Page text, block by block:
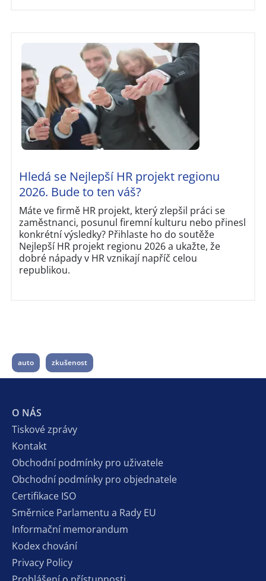
Hledá se Nejlepší HR projekt regionu
2026. Bude to ten váš?
Máte ve firmě HR projekt, který zlepšil práci se
zaměstnanci, posunul firemní kulturu nebo přinesl
konkrétní výsledky? Přihlaste ho do soutěže
Nejlepší HR projekt regionu 2026 a ukažte, že
dobré nápady v HR vznikají napříč celou
republikou.
auto zkušenost
O NÁS
Tiskové zprávy
Kontakt
Obchodní podmínky pro uživatele
Obchodní podmínky pro objednatele
Certifikace ISO
Směrnice Parlamentu a Rady EU
Informační memorandum
Kodex chování
Privacy Policy